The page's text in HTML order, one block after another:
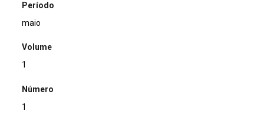
Período
maio
Volume
1
Número
1